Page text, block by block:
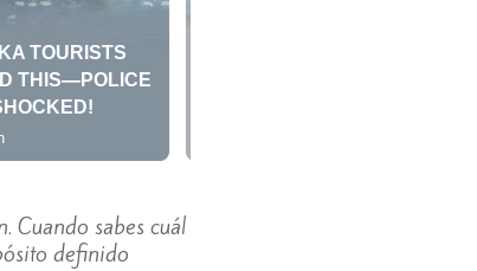
sabes cuál
definido